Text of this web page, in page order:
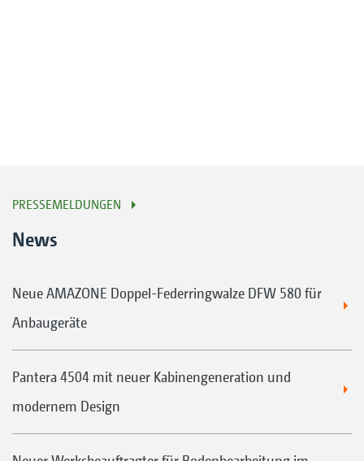
PRESSEMELDUNGEN
News
Neue AMAZONE Doppel-Federringwalze DFW 580 für
Anbaugeräte
Pantera 4504 mit neuer Kabinengeneration und
modernem Design